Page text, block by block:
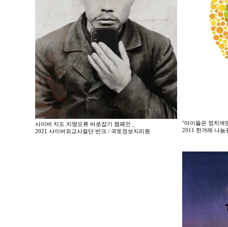
사이버 지도 지명오류 바로잡기 캠페인 _
2021 사이버외교사절단 반크 / 국토정보지리원
"아이들은 정치색
2011 한겨레 나눔